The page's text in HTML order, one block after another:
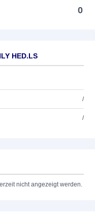
0
HED.LS
/
/
nicht angezeigt werden.